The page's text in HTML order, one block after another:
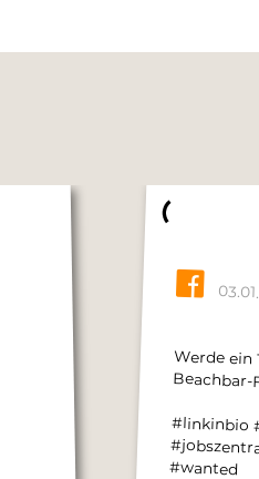
Werde
Beachbar-
#linkinbio
#wanted